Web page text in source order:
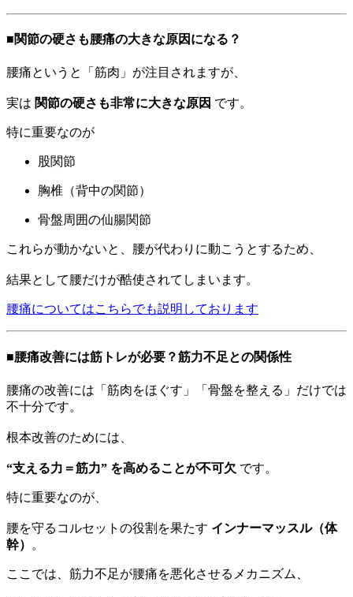
■関節の硬さも腰痛の大きな原因になる？
腰痛というと「筋肉」が注目されますが、
実は 関節の硬さも非常に大きな原因 です。
特に重要なのが
股関節
胸椎（背中の関節）
骨盤周囲の仙腸関節
これらが動かないと、腰が代わりに動こうとするため、
結果として腰だけが酷使されてしまいます。
腰痛についてはこちらでも説明しております
■腰痛改善には筋トレが必要？筋力不足との関係性
腰痛の改善には「筋肉をほぐす」「骨盤を整える」だけでは
不十分です。
根本改善のためには、
“支える力＝筋力” を高めることが不可欠 です。
特に重要なのが、
腰を守るコルセットの役割を果たす インナーマッスル（体
幹）
。
ここでは、筋力不足が腰痛を悪化させるメカニズム、